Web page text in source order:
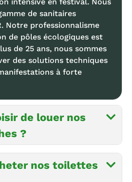
de sanitaires
Notre professionnalisme
de pôles écologiques est
de 25 ans, nous sommes
des solutions techniques
à forte
de louer nos
?
nos toilettes